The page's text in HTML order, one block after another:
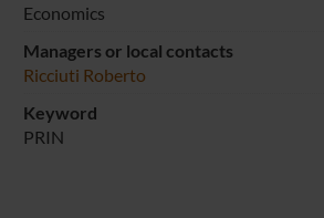
Economics
Managers or local contacts
Ricciuti Roberto
Keyword
PRIN